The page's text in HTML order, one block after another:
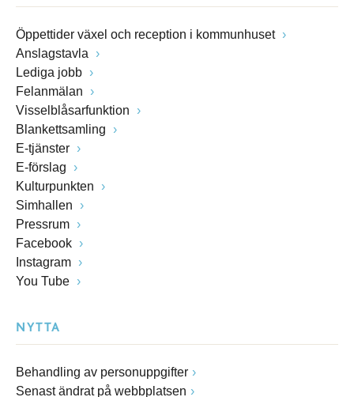
Öppettider växel och reception i kommunhuset
Anslagstavla
Lediga jobb
Felanmälan
Visselblåsarfunktion
Blankettsamling
E-tjänster
E-förslag
Kulturpunkten
Simhallen
Pressrum
Facebook
Instagram
You Tube
NYTTA
Behandling av personuppgifter
Senast ändrat på webbplatsen